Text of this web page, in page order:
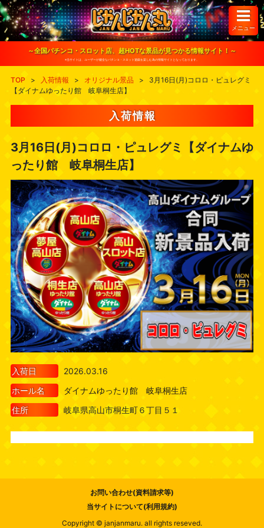
S
k
i
o
メニュー
～全国パチンコ・スロット店、超HOTな景品が見つかる情報サイト！～
※当サイトは、ユーザーが健全なパチンコ・スロット遊戯を楽しむ為の情報サイトとなっております。
TOP > 入荷情報 > オリジナル景品 >
3月16日(月)コロロ・ピュレグミ
【ダイナムゆったり館 岐阜桐生店】
入荷情報
3月16日(月)コロロ・ピュレグミ【ダイナムゆ
ったり館 岐阜桐生店】
入荷日
2026.03.16
ホール名
ダイナムゆったり館 岐阜桐生店
住所
岐阜県高山市桐生町６丁目５１
お問い合わせ(資料請求等)
当サイトについて(利用規約)
Copyright © janjanmaru. all rights reseved.